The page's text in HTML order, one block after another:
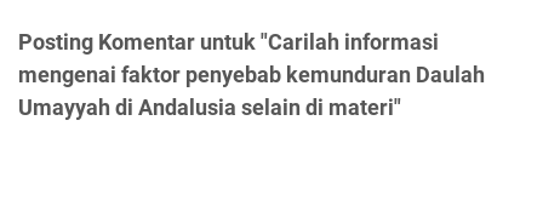
Posting Komentar untuk "Carilah informasi
mengenai faktor penyebab kemunduran Daulah
Umayyah di Andalusia selain di materi"